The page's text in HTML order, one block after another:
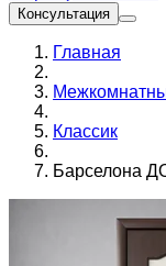
Консультация
Главная
Классик
Барселона